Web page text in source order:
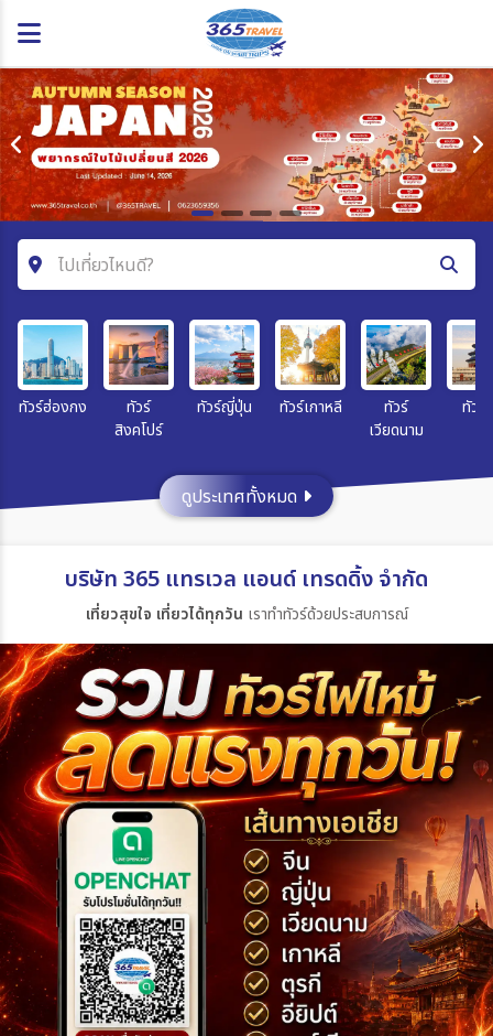
ไปเที่ยวไหนดี?
ค้นหาโปรแกรมทัวร์
คำค้นหา
สายการบิน
ตั้งแต่วันที่
ถึงวันที่
เฉพาะเดือน
เฉพาะเทศกาล
ทัวร์ฮ่องกง
ทัวร์
สิงคโปร์
ทัวร์ญี่ปุ่น ทัวร์เกาหลี
ทัวร์
เวียดนาม
ทัวร์
ดูประเทศทั้งหมด
บริษัท 365 แทรเวล แอนด์ เทรดดิ้ง จำกัด
เที่ยวสุขใจ เที่ยวได้ทุกวัน เราทำทัวร์ด้วยประสบการณ์